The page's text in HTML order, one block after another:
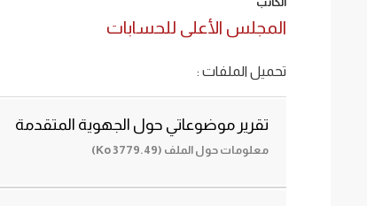
المجلس الأعلى للحسابات
تحميل الملفات :
تقرير موضوعاتي حول الجهوية المتقدمة
معلومات حول الملف (3779.49 Ko)